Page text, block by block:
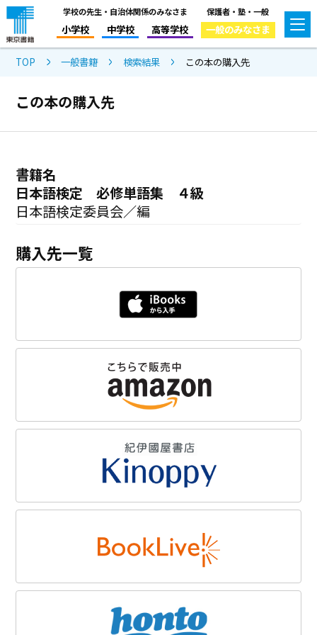
学校の先生・自治体関係のみなさま
小学校 中学校 高等学校
保護者・塾・一般
一般のみなさま
TOP 一般書籍 検索結果 この本の購入先
この本の購入先
書籍名
日本語検定 必修単語集 ４級
日本語検定委員会／編
購入先一覧